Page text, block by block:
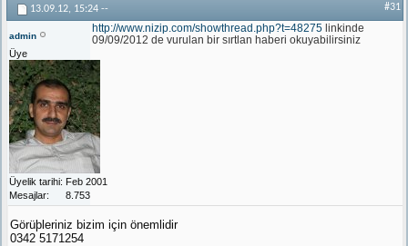
13.09.12, 15:24 -- #31
admin
Üye
Üyelik tarihi Feb 2001
Mesajlar
8.753
http://www.nizip.com/showthread.php?t=48275linkinde
09/09/2012 de vurulan bir sırtlan haberi okuyabilirsiniz
Görüþleriniz bizim için önemlidir
0342 5171254